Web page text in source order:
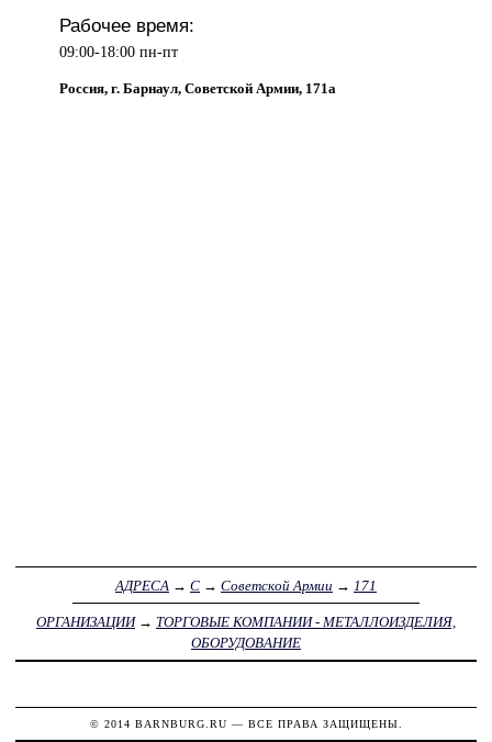
Рабочее время:
09:00-18:00 пн-пт
Россия, г. Барнаул, Советской Армии, 171а
АДРЕСА → С → Советской Армии → 171
ОРГАНИЗАЦИИ→ ТОРГОВЫЕ КОМПАНИИ - МЕТАЛЛОИЗДЕЛИЯ,
ОБОРУДОВАНИЕ
© 2014 BARNBURG.RU — ВСЕ ПРАВА ЗАЩИЩЕНЫ.